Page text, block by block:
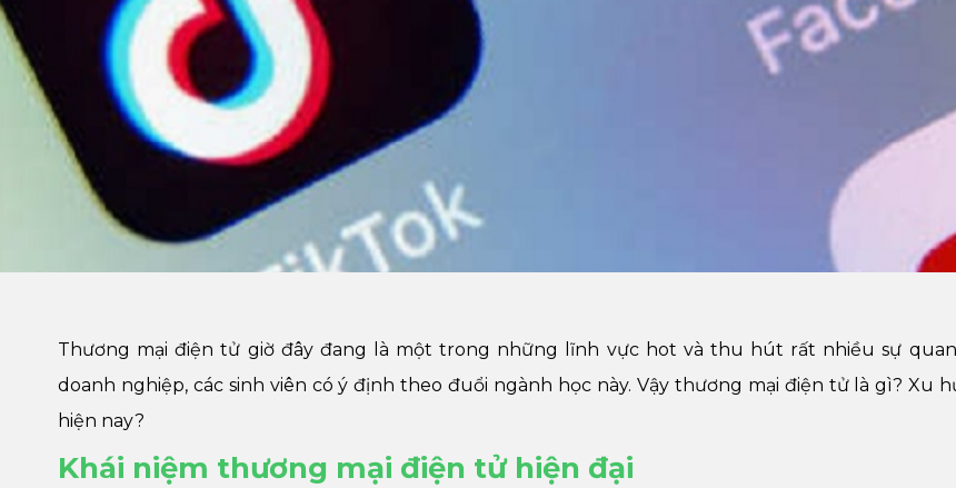
Thương mại điện tử giờ đây đang là một trong những lĩnh vực hot và thu hút rất nhiều sự
doanh nghiệp, các sinh viên có ý định theo đuổi ngành học này. Vậy thương mại điện tử là gì? Xu
hiện nay?
Khái niệm thương mại điện tử hiện đại